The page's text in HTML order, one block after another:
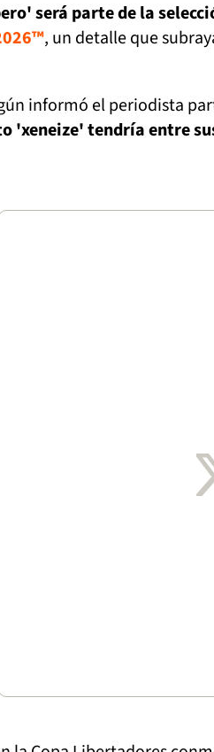
será parte de la
, un detalle que
informó el periodista
'xeneize' tendría entre